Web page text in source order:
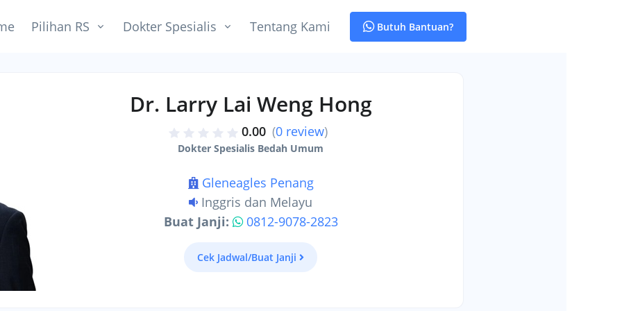
Pilihan RS Dokter Spesialis Tentang Kami Butuh Bantuan?
Dr. Larry Lai Weng Hong
0.00 (0 review)
Dokter Spesialis Bedah Umum
Gleneagles Penang
Inggris dan Melayu
Buat Janji:
0812-9078-2823
Cek Jadwal/Buat Janji